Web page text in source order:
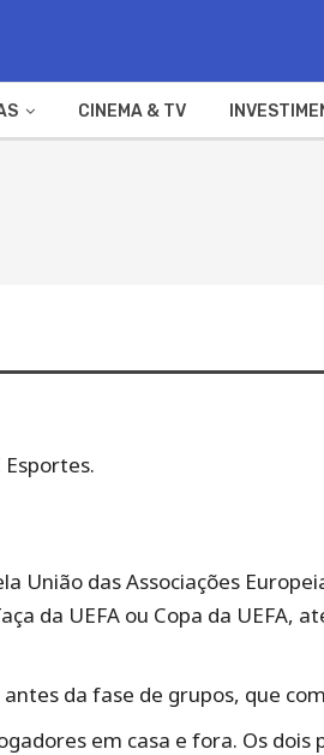
CINEMA & TV
União das Associações
da UEFA ou Copa da UEFA,
da fase de grupos, que
em casa e fora. Os dois